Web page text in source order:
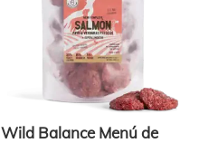
Wild Balance Menú de